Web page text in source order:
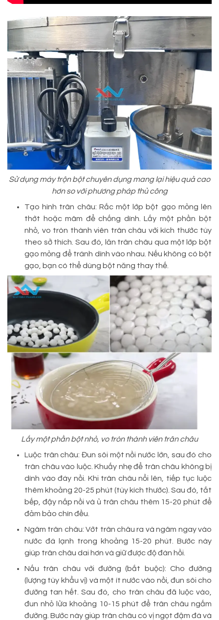
Sử dụng máy trộn bột chuyên dụng mang lại hiệu quả cao
hơn so với phương pháp thủ công
Tạo hình trân châu: Rắc một lớp bột gạo mỏng lên
thớt hoặc mâm để chống dính. Lấy một phần bột
nhỏ, vo tròn thành viên trân châu với kích thước tùy
theo sở thích. Sau đó, lăn trân châu qua một lớp bột
gạo mỏng để tránh dính vào nhau. Nếu không có bột
gạo, bạn có thể dùng bột năng thay thế.
Lấy một phần bột nhỏ, vo tròn thành viên trân châu
Luộc trân châu: Đun sôi một nồi nước lớn, sau đó cho
trân châu vào luộc. Khuấy nhẹ để trân châu không bị
dính vào đáy nồi. Khi trân châu nổi lên, tiếp tục luộc
thêm khoảng 20-25 phút (tùy kích thước). Sau đó, tắt
bếp, đậy nắp nồi và ủ trân châu thêm 15-20 phút để
đảm bảo chín đều.
Ngâm trân châu: Vớt trân châu ra và ngâm ngay vào
nước đá lạnh trong khoảng 15-20 phút. Bước này
giúp trân châu dai hơn và giữ được độ đàn hồi.
Nấu trân châu với đường (bắt buộc): Cho đường
(lượng tùy khẩu vị) và một ít nước vào nồi, đun sôi cho
đường tan hết. Sau đó, cho trân châu đã luộc vào,
đun nhỏ lửa khoảng 10-15 phút để trân châu ngấm
đường. Bước này giúp trân châu có vị ngọt đậm đà và